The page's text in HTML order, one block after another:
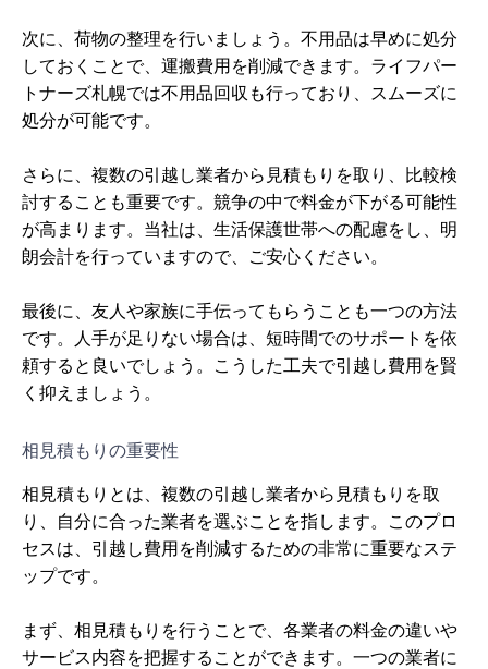
次に、荷物の整理を行いましょう。不用品は早めに処分
しておくことで、運搬費用を削減できます。ライフパー
トナーズ札幌では不用品回収も行っており、スムーズに
処分が可能です。
さらに、複数の引越し業者から見積もりを取り、比較検
討することも重要です。競争の中で料金が下がる可能性
が高まります。当社は、生活保護世帯への配慮をし、明
朗会計を行っていますので、ご安心ください。
最後に、友人や家族に手伝ってもらうことも一つの方法
です。人手が足りない場合は、短時間でのサポートを依
頼すると良いでしょう。こうした工夫で引越し費用を賢
く抑えましょう。
相見積もりの重要性
相見積もりとは、複数の引越し業者から見積もりを取
り、自分に合った業者を選ぶことを指します。このプロ
セスは、引越し費用を削減するための非常に重要なステ
ップです。
まず、相見積もりを行うことで、各業者の料金の違いや
サービス内容を把握することができます。一つの業者に